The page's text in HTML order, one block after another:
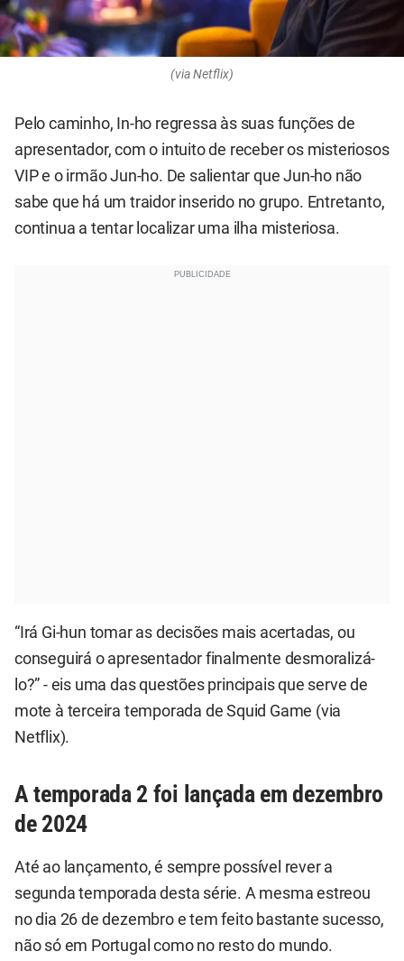
(via Netflix)
Pelo caminho, In-ho regressa às suas funções de
apresentador, com o intuito de receber os misteriosos
VIP e o irmão Jun-ho. De salientar que Jun-ho não
sabe que há um traidor inserido no grupo. Entretanto,
continua a tentar localizar uma ilha misteriosa.
“Irá Gi-hun tomar as decisões mais acertadas, ou
conseguirá o apresentador finalmente desmoralizá-
lo?” - eis uma das questões principais que serve de
mote à terceira temporada de Squid Game (via
Netflix).
A temporada 2 foi lançada em dezembro
de 2024
Até ao lançamento, é sempre possível rever a
segunda temporada desta série. A mesma estreou
no dia 26 de dezembro e tem feito bastante sucesso,
não só em Portugal como no resto do mundo.